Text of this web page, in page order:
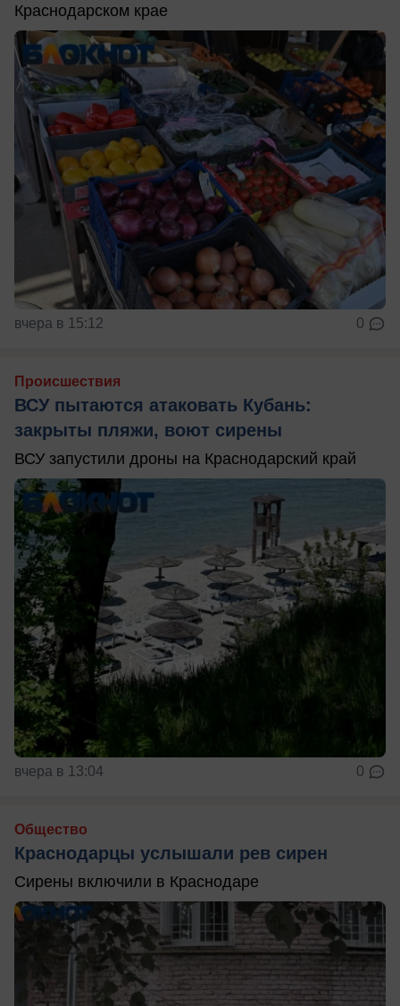
Краснодарском крае
вчера в 15:12 0
Происшествия
ВСУ пытаются атаковать Кубань:
закрыты пляжи, воют сирены
ВСУ запустили дроны на Краснодарский край
вчера в 13:04 0
Общество
Краснодарцы услышали рев сирен
Сирены включили в Краснодаре